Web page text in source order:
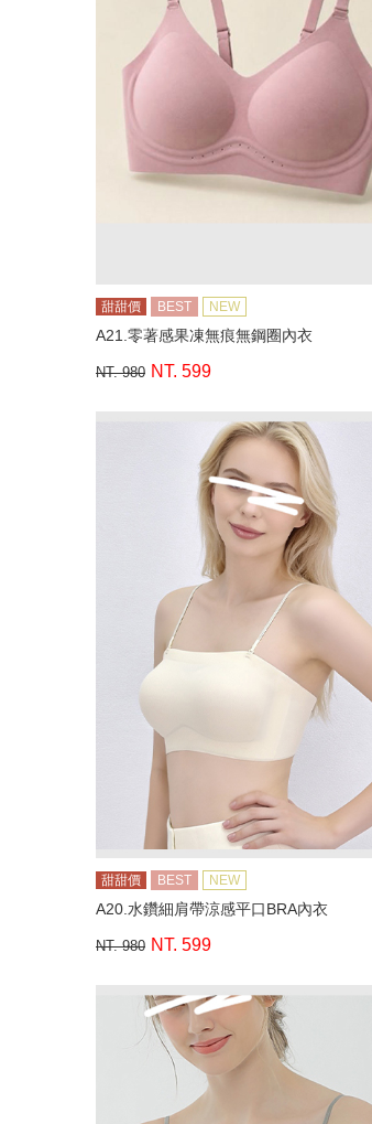
甜甜價 BEST NEW
A21.零著感果凍無痕無鋼圈內衣
NT. 980 NT. 599
甜甜價 BEST NEW
A20.水鑽細肩帶涼感平口BRA內衣
NT. 980 NT. 599